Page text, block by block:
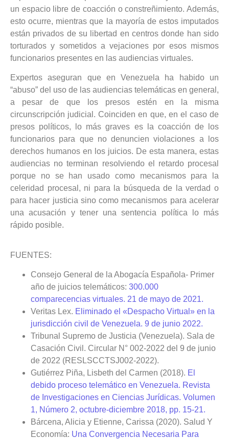
un espacio libre de coacción o constreñimiento. Además,
esto ocurre, mientras que la mayoría de estos imputados
están privados de su libertad en centros donde han sido
torturados y sometidos a vejaciones por esos mismos
funcionarios presentes en las audiencias virtuales.
Expertos aseguran que en Venezuela ha habido un
“abuso” del uso de las audiencias telemáticas en general,
a pesar de que los presos estén en la misma
circunscripción judicial. Coinciden en que, en el caso de
presos políticos, lo más graves es la coacción de los
funcionarios para que no denuncien violaciones a los
derechos humanos en los juicios. De esta manera, estas
audiencias no terminan resolviendo el retardo procesal
porque no se han usado como mecanismos para la
celeridad procesal, ni para la búsqueda de la verdad o
para hacer justicia sino como mecanismos para acelerar
una acusación y tener una sentencia política lo más
rápido posible.
FUENTES:
Consejo General de la Abogacía Española- Primer
año de juicios telemáticos: 300.000
comparecencias virtuales. 21 de mayo de 2021.
Veritas Lex. Eliminado el «Despacho Virtual» en la
jurisdicción civil de Venezuela. 9 de junio 2022.
Tribunal Supremo de Justicia (Venezuela). Sala de
Casación Civil. Circular N° 002-2022 del 9 de junio
de 2022 (RESLSCCTSJ002-2022).
Gutiérrez Piña, Lisbeth del Carmen (2018). El
debido proceso telemático en Venezuela. Revista
de Investigaciones en Ciencias Jurídicas. Volumen
1, Número 2, octubre-diciembre 2018, pp. 15-21.
Bárcena, Alicia y Etienne, Carissa (2020). Salud Y
Economía: Una Convergencia Necesaria Para